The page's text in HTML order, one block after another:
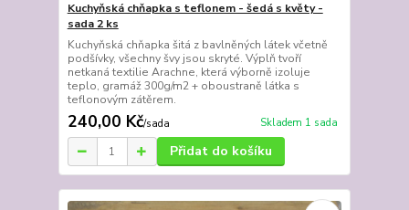
Kuchyňská chňapka s teflonem - šedá s květy -
sada 2 ks
Kuchyňská chňapka šitá z bavlněných látek včetně
podšívky, všechny švy jsou skryté. Výplň tvoří
netkaná textilie Arachne, která výborně izoluje
teplo, gramáž 300g/m2 + oboustraně látka s
teflonovým zátěrem.
240,00 Kč/sada Skladem 1 sada
Přidat do košíku